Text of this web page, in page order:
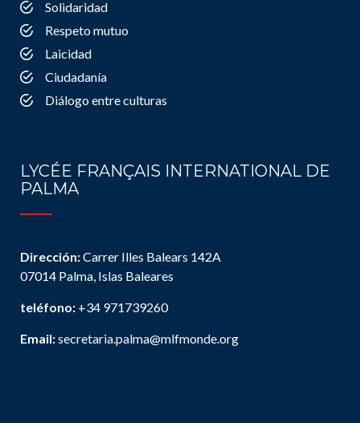
Solidaridad
Respeto mutuo
Laicidad
Ciudadanía
Diálogo entre culturas
LYCÉE FRANÇAIS INTERNATIONAL DE
PALMA
Dirección:Carrer Illes Balears 142A
07014 Palma, Islas Baleares
teléfono: +34 971739260
Email:secretaria.palma@mlfmonde.org